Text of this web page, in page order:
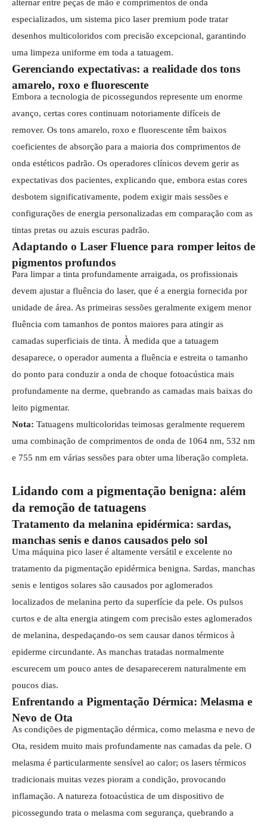
alternar entre peças de mão e comprimentos de onda
especializados, um sistema pico laser premium pode tratar
desenhos multicoloridos com precisão excepcional, garantindo
uma limpeza uniforme em toda a tatuagem.
Gerenciando expectativas: a realidade dos tons
amarelo, roxo e fluorescente
Embora a tecnologia de picossegundos represente um enorme
avanço, certas cores continuam notoriamente difíceis de
remover. Os tons amarelo, roxo e fluorescente têm baixos
coeficientes de absorção para a maioria dos comprimentos de
onda estéticos padrão. Os operadores clínicos devem gerir as
expectativas dos pacientes, explicando que, embora estas cores
desbotem significativamente, podem exigir mais sessões e
configurações de energia personalizadas em comparação com as
tintas pretas ou azuis escuras padrão.
Adaptando o Laser Fluence para romper leitos de
pigmentos profundos
Para limpar a tinta profundamente arraigada, os profissionais
devem ajustar a fluência do laser, que é a energia fornecida por
unidade de área. As primeiras sessões geralmente exigem menor
fluência com tamanhos de pontos maiores para atingir as
camadas superficiais de tinta. À medida que a tatuagem
desaparece, o operador aumenta a fluência e estreita o tamanho
do ponto para conduzir a onda de choque fotoacústica mais
profundamente na derme, quebrando as camadas mais baixas do
leito pigmentar.
Nota: Tatuagens multicoloridas teimosas geralmente requerem
uma combinação de comprimentos de onda de 1064 nm, 532 nm
e 755 nm em várias sessões para obter uma liberação completa.
Lidando com a pigmentação benigna: além
da remoção de tatuagens
Tratamento da melanina epidérmica: sardas,
manchas senis e danos causados ​​pelo sol
Uma máquina pico laser é altamente versátil e excelente no
tratamento da pigmentação epidérmica benigna. Sardas, manchas
senis e lentigos solares são causados ​​por aglomerados
localizados de melanina perto da superfície da pele. Os pulsos
curtos e de alta energia atingem com precisão estes aglomerados
de melanina, despedaçando-os sem causar danos térmicos à
epiderme circundante. As manchas tratadas normalmente
escurecem um pouco antes de desaparecerem naturalmente em
poucos dias.
Enfrentando a Pigmentação Dérmica: Melasma e
Nevo de Ota
As condições de pigmentação dérmica, como melasma e nevo de
Ota, residem muito mais profundamente nas camadas da pele. O
melasma é particularmente sensível ao calor; os lasers térmicos
tradicionais muitas vezes pioram a condição, provocando
inflamação. A natureza fotoacústica de um dispositivo de
picossegundo trata o melasma com segurança, quebrando a